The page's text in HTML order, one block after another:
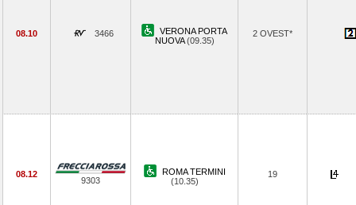
08.10 3466
VERONA PORTA
NUOVA(09.35)
2 OVEST*
08.12
9303
ROMA TERMINI
(10.35)
19